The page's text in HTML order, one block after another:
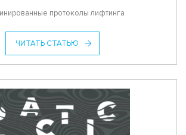
протоколы лифтинга
ЧИТАТЬ СТАТЬЮ